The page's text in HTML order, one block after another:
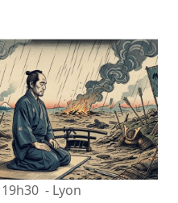
19h30 - Lyon